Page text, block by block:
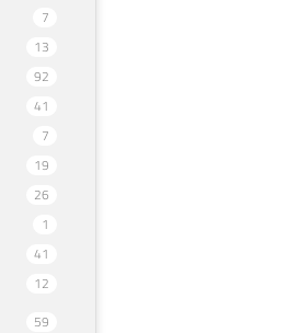
7
13
92
41
7
19
26
1
41
12
59